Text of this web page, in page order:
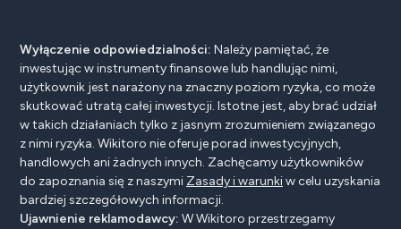
Wyłączenie odpowiedzialności: Należy pamiętać, że
inwestując w instrumenty finansowe lub handlując nimi,
użytkownik jest narażony na znaczny poziom ryzyka, co może
skutkować utratą całej inwestycji. Istotne jest, aby brać udział
w takich działaniach tylko z jasnym zrozumieniem związanego
z nimi ryzyka. Wikitoro nie oferuje porad inwestycyjnych,
handlowych ani żadnych innych. Zachęcamy użytkowników
do zapoznania się z naszymi Zasady i warunkiw celu uzyskania
bardziej szczegółowych informacji.
Ujawnienie reklamodawcy: W Wikitoro przestrzegamy